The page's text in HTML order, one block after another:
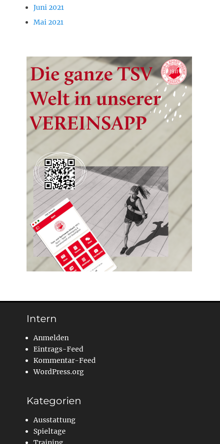
Juni 2021
Mai 2021
Intern
Anmelden
Eintrags-Feed
Kommentar-Feed
WordPress.org
Kategorien
Ausstattung
Spieltage